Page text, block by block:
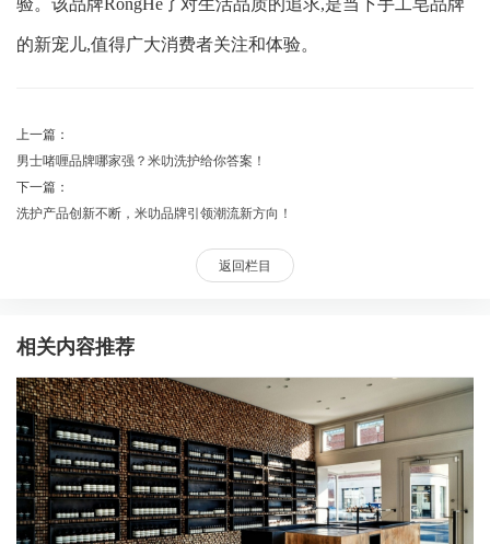
验。该品牌RongHe了对生活品质的追求,是当下手工皂品牌
的新宠儿,值得广大消费者关注和体验。
上一篇：
男士啫喱品牌哪家强？米叻洗护给你答案！
下一篇：
洗护产品创新不断，米叻品牌引领潮流新方向！
返回栏目
相关内容推荐